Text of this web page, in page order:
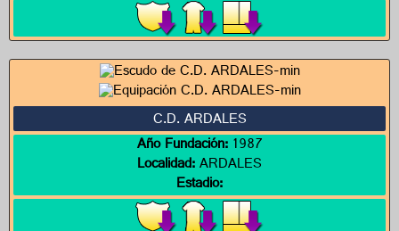
C.D. ARDALES
Año Fundación:1987
Localidad:ARDALES
Estadio: